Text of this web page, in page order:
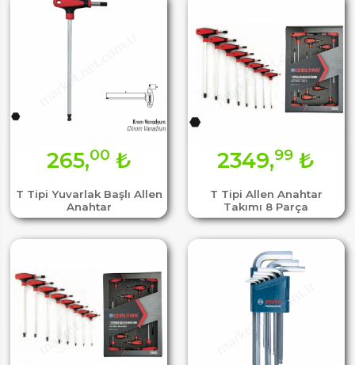
T Tipi Yuvarlak Başlı Allen
Anahtar
265,00 ₺
T Tipi Allen Anahtar
Takımı 8 Parça
2349,99 ₺